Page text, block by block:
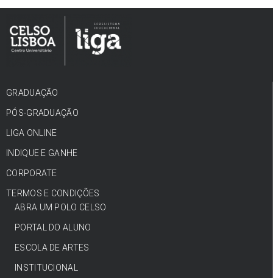
GRADUAÇÃO
PÓS-GRADUAÇÃO
LIGA ONLINE
INDIQUE E GANHE
CORPORATE
TERMOS E CONDIÇÕES
ABRA UM POLO CELSO
PORTAL DO ALUNO
ESCOLA DE ARTES
INSTITUCIONAL